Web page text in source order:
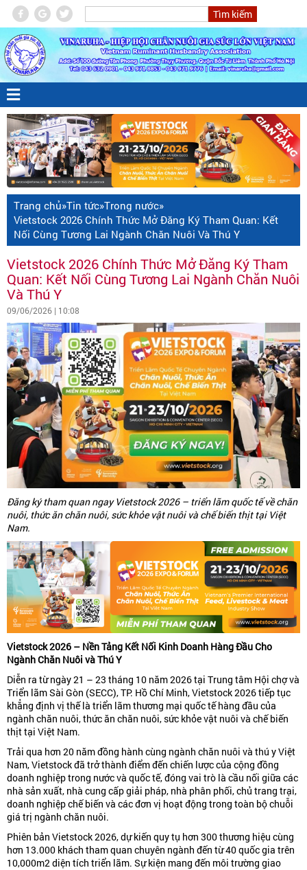
Trang chủ»Tin tức»Trong nước»
Vietstock 2026 Chính Thức Mở Đăng Ký Tham Quan: Kết
Nối Cùng Tương Lai Ngành Chăn Nuôi Và Thú Y
Vietstock 2026 Chính Thức Mở Đăng Ký Tham
Quan: Kết Nối Cùng Tương Lai Ngành Chăn Nuôi
Và Thú Y
09/06/2026 | 10:08
Đăng ký tham quan ngay Vietstock 2026 – triển lãm quốc tế về chăn
nuôi, thức ăn chăn nuôi, sức khỏe vật nuôi và chế biến thịt tại Việt
Nam.
Vietstock 2026 – Nền Tảng Kết Nối Kinh Doanh Hàng Đầu Cho
Ngành Chăn Nuôi và Thú Y
Diễn ra từ ngày 21 – 23 tháng 10 năm 2026 tại Trung tâm Hội chợ và
Triển lãm Sài Gòn (SECC), TP. Hồ Chí Minh, Vietstock 2026 tiếp tục
khẳng định vị thế là triển lãm thương mại quốc tế hàng đầu của
ngành chăn nuôi, thức ăn chăn nuôi, sức khỏe vật nuôi và chế biến
thịt tại Việt Nam.
Trải qua hơn 20 năm đồng hành cùng ngành chăn nuôi và thú y Việt
Nam, Vietstock đã trở thành điểm đến chiến lược của cộng đồng
doanh nghiệp trong nước và quốc tế, đóng vai trò là cầu nối giữa các
nhà sản xuất, nhà cung cấp giải pháp, nhà phân phối, chủ trang trại,
doanh nghiệp chế biến và các đơn vị hoạt động trong toàn bộ chuỗi
giá trị ngành chăn nuôi.
Phiên bản Vietstock 2026, dự kiến quy tụ hơn 300 thương hiệu cùng
hơn 13.000 khách tham quan chuyên ngành đến từ 40 quốc gia trên
10,000m2 diện tích triển lãm. Sự kiện mang đến môi trường giao